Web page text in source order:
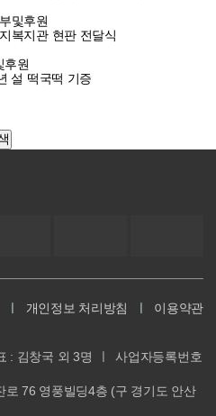
및후원
복지관 현판 전달식
후원
설 떡국떡 기증
개인정보 처리방침 이용약관
: 김창국 외 3명
사업자등록번호
로 76 영풍빌딩4층 (구 경기도 안산